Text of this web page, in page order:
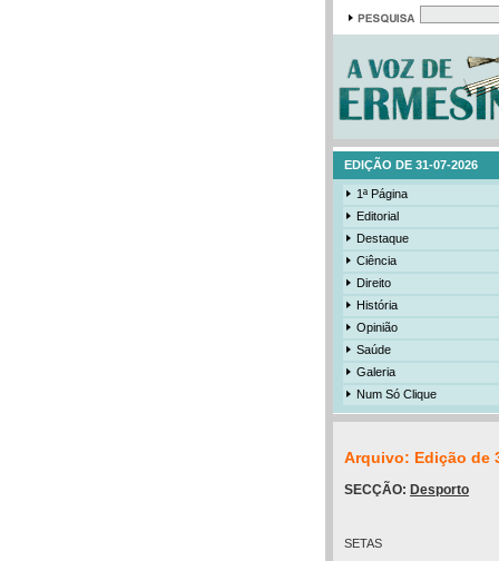
EDIÇÃO DE 31-07-2026
1ª Página
Editorial
Destaque
Ciência
Direito
História
Opinião
Saúde
Galeria
Num Só Clique
Arquivo: Edição de
SECÇÃO: Desporto
SETAS